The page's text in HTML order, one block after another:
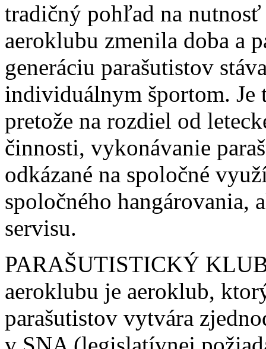
tradičný pohľad na
aeroklubu zmenila doba a
generáciu parašutistov
individuálnym športom.
pretože na rozdiel od
činnosti, vykonávanie
odkázané na spoločné
spoločného hangárovania,
servisu.
PARAŠUTISTICKÝ
aeroklubu je aeroklub,
parašutistov vytvára